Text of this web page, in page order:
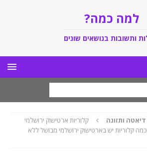
למה כמה?
ותשובות בנושאים שונים
דיאטה ותזונה
קלוריות ארטישוק ירושלמי
קלוריות יש בארטישוק ירושלמי מבושל ללא